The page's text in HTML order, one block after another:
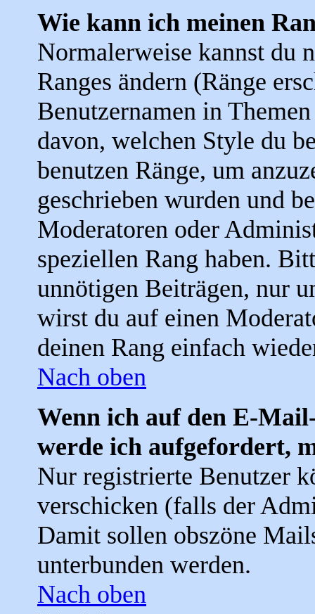
Wie kann ich meinen
Normalerweise kannst du
Ranges ändern (Ränge
Benutzernamen in
davon, welchen Style du
benutzen Ränge, um
geschrieben wurden und
Moderatoren oder
speziellen Rang haben.
unnötigen Beiträgen, nur
wirst du auf einen
deinen Rang einfach
Nach oben
Wenn ich auf den E-
werde ich aufgefordert,
Nur registrierte Benutzer
verschicken (falls der
Damit sollen obszöne
unterbunden werden.
Nach oben